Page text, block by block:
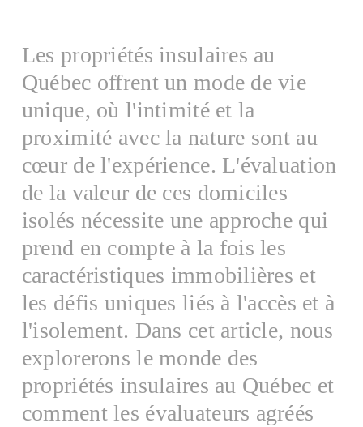
Les propriétés insulaires au
Québec offrent un mode de vie
unique, où l'intimité et la
proximité avec la nature sont au
cœur de l'expérience. L'évaluation
de la valeur de ces domiciles
isolés nécessite une approche qui
prend en compte à la fois les
caractéristiques immobilières et
les défis uniques liés à l'accès et à
l'isolement. Dans cet article, nous
explorerons le monde des
propriétés insulaires au Québec et
comment les évaluateurs agréés